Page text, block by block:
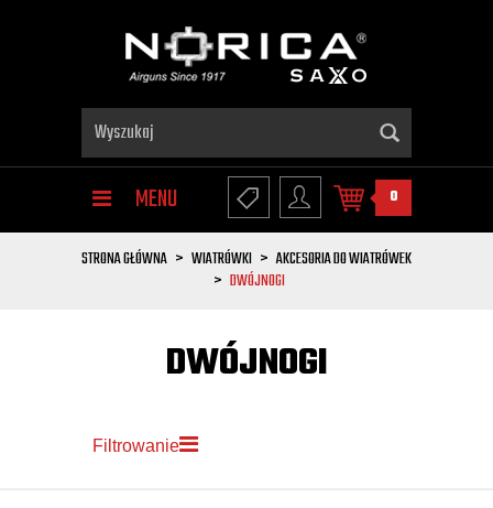
MENU 0
STRONA GŁÓWNA WIATRÓWKI
AKCESORIA DO WIATRÓWEK
DWÓJNOGI
DWÓJNOGI
Filtrowanie